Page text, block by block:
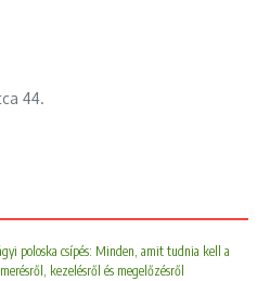
44.
poloska csípés: Minden, amit tudnia kell a
kezelésről és megelőzésről